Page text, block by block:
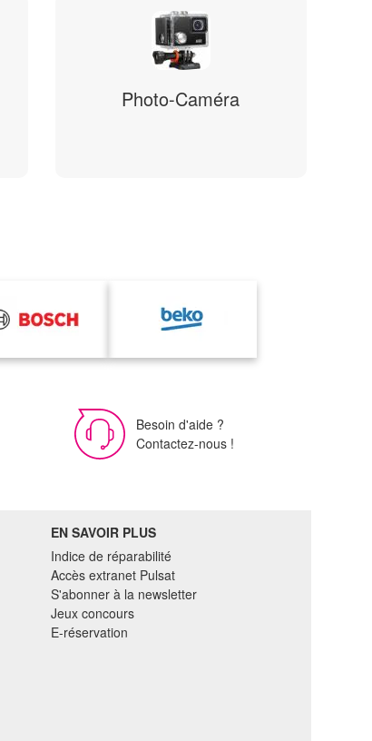
Photo-Caméra
Besoin d'aide ?
Contactez-nous !
EN SAVOIR PLUS
Indice de réparabilité
Accès extranet Pulsat
S'abonner à la newsletter
Jeux concours
E-réservation